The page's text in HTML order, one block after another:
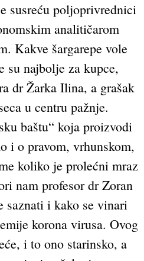
susreću poljoprivrednici
analitičarom
Kakve šargarepe vole
su najbolje za kupce,
dr Žarka Ilina, a grašak
u centru pažnje.
baštu“ koja proizvodi
i o pravom, vrhunskom,
koliko je prolećni mraz
nam profesor dr Zoran
saznati i kako se vinari
korona virusa. Ovog
i to ono starinsko, a